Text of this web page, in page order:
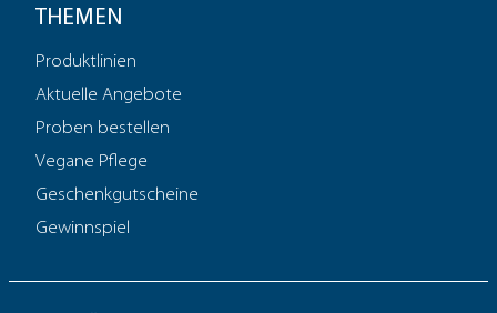
THEMEN
Produktlinien
Aktuelle Angebote
Proben bestellen
Vegane Pflege
Geschenkgutscheine
Gewinnspiel